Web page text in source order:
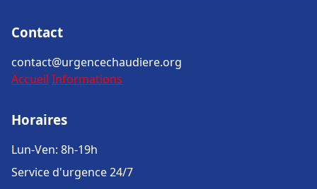
Contact
contact@urgencechaudiere.org
Accueil Informations
Horaires
Lun-Ven: 8h-19h
Service d'urgence 24/7